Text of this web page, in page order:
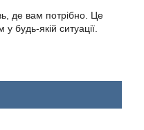
де вам потрібно. Це
будь-якій ситуації.